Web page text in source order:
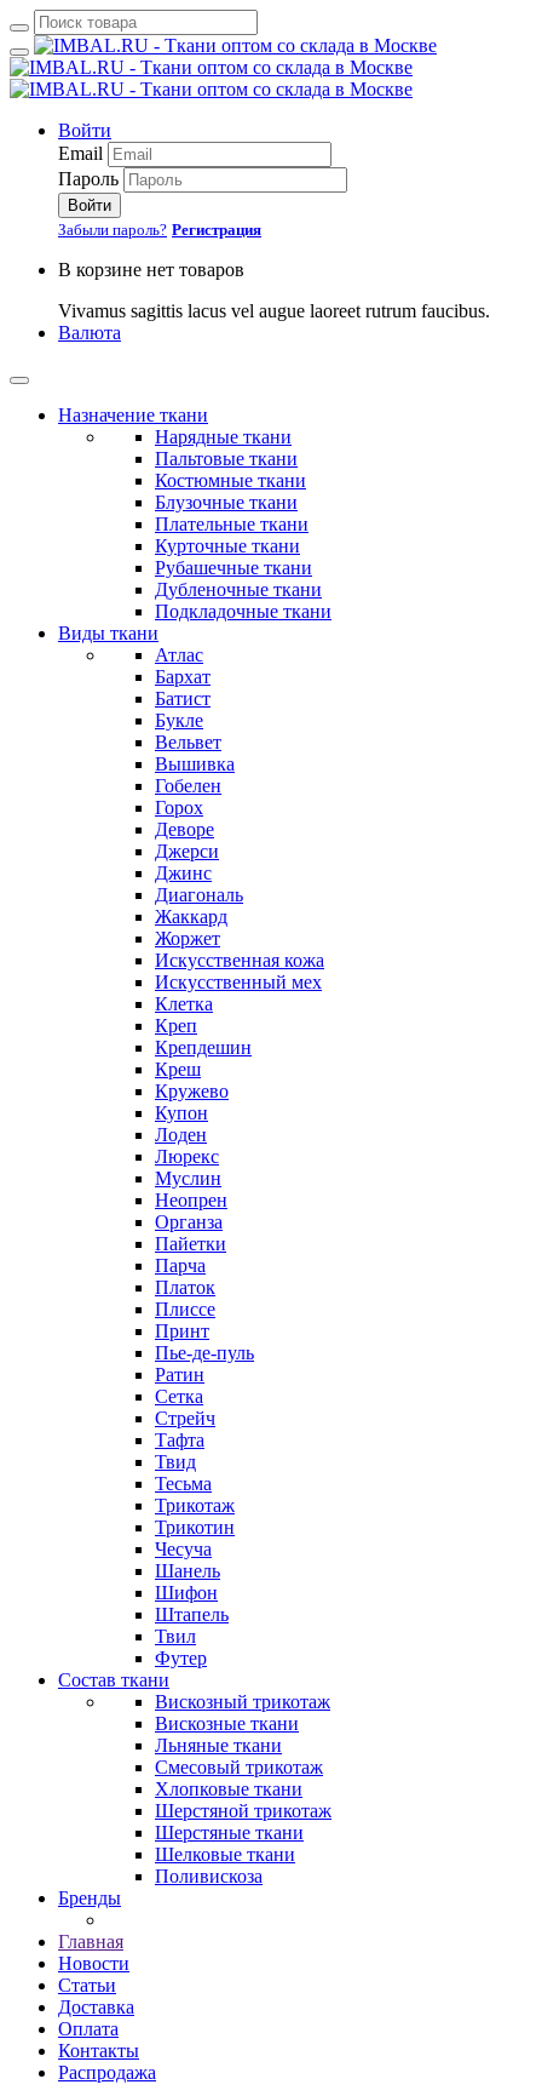
Войти
Email
Пароль
Войти
Забыли пароль? Регистрация
В корзине нет товаров
Vivamus sagittis lacus vel augue laoreet rutrum faucibus.
Валюта
Назначение ткани
Нарядные ткани
Пальтовые ткани
Костюмные ткани
Блузочные ткани
Плательные ткани
Курточные ткани
Рубашечные ткани
Дубленочные ткани
Подкладочные ткани
Виды ткани
Атлас
Бархат
Батист
Букле
Вельвет
Вышивка
Гобелен
Горох
Деворе
Джерси
Джинс
Диагональ
Жаккард
Жоржет
Искусственная кожа
Искусственный мех
Клетка
Креп
Крепдешин
Креш
Кружево
Купон
Лоден
Люрекс
Муслин
Неопрен
Органза
Пайетки
Парча
Платок
Плиссе
Принт
Пье-де-пуль
Ратин
Сетка
Стрейч
Тафта
Твид
Тесьма
Трикотаж
Трикотин
Чесуча
Шанель
Шифон
Штапель
Твил
Футер
Состав ткани
Вискозный трикотаж
Вискозные ткани
Льняные ткани
Смесовый трикотаж
Хлопковые ткани
Шерстяной трикотаж
Шерстяные ткани
Шелковые ткани
Поливискоза
Бренды
Главная
Новости
Статьи
Доставка
Оплата
Контакты
Распродажа